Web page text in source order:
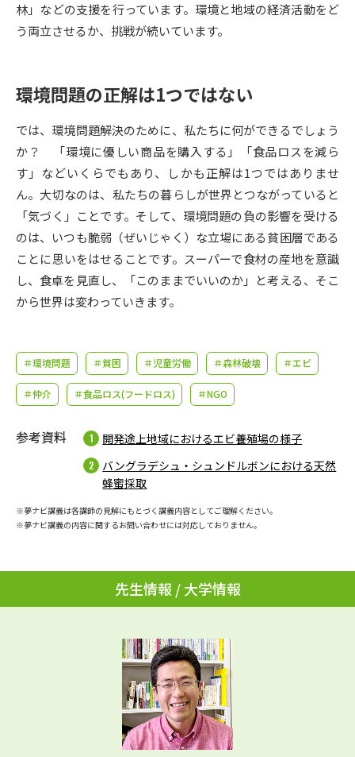
志望校・出願校を調べる
併願校選び 受験スケジュールを立てよう
先輩が入学を決めた理由 テレメール全国一斉進学調査
新生活お役立ちガイド
学問発見
大学で学びたい学問発見
学問のミニ講義「夢ナビ講義」 学問分野解説
夢ナビライブ
ユーザーサポート
資料の料金の
受付内容・発送状況の確認
テレメール進学カタログ
訂正のご案内
林」などの支援を行っています。環境と地域の経済活動をど
う両立させるか、挑戦が続いています。
環境問題の正解は1つではない
では、環境問題解決のために、私たちに何ができるでしょう
か？ 「環境に優しい商品を購入する」「食品ロスを減ら
す」などいくらでもあり、しかも正解は1つではありませ
ん。大切なのは、私たちの暮らしが世界とつながっていると
「気づく」ことです。そして、環境問題の負の影響を受ける
のは、いつも脆弱（ぜいじゃく）な立場にある貧困層である
ことに思いをはせることです。スーパーで食材の産地を意識
し、食卓を見直し、「このままでいいのか」と考える、そこ
から世界は変わっていきます。
＃環境問題 ＃貧困 ＃児童労働 ＃森林破壊 ＃エビ
＃仲介 ＃食品ロス(フードロス) ＃NGO
参考資料
開発途上地域におけるエビ養殖場の様子
バングラデシュ・シュンドルボンにおける天然
蜂蜜採取
※夢ナビ講義は各講師の見解にもとづく講義内容としてご理解ください。
※夢ナビ講義の内容に関するお問い合わせには対応しておりません。
先生情報 / 大学情報